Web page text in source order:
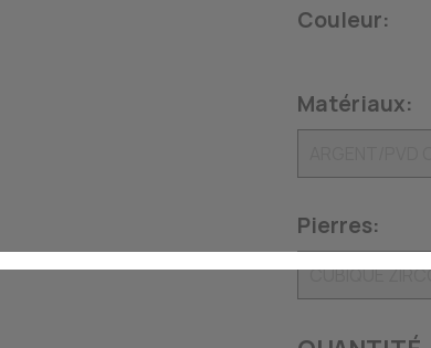
Couleur:
Matériaux:
Pierres: